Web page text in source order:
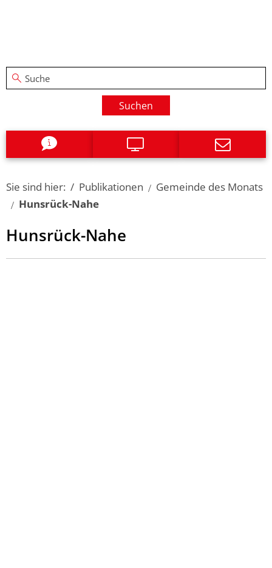
Suchen
Sie sind hier: Publikationen
Gemeinde des Monats
Hunsrück-Nahe
Hunsrück-
Nahe
Hunsrück-Nahe